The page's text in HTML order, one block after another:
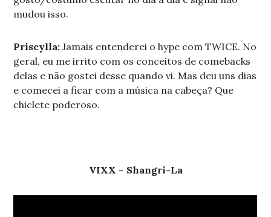
mudou isso.
Priscylla: Jamais entenderei o hype com TWICE. No
geral, eu me irrito com os conceitos de comebacks
delas e não gostei desse quando vi. Mas deu uns dias
e comecei a ficar com a música na cabeça? Que
chiclete poderoso.
VIXX – Shangri-La